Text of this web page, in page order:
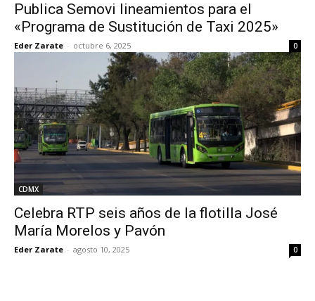
Publica Semovi lineamientos para el
«Programa de Sustitución de Taxi 2025»
Eder Zarate - octubre 6, 2025 0
CDMX
Celebra RTP seis años de la flotilla José
María Morelos y Pavón
Eder Zarate - agosto 10, 2025 0